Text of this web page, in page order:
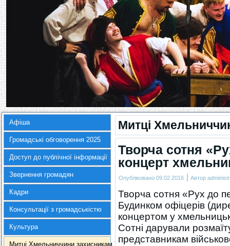
Афіша
Громадські обговорення 2025
Доступ до публічної інформації
Звернення громадян
Кадри
Консультації з громадськістю
Культура
Митці Хмельниччини захисникам України
Митці
Творча сотня
концерт
Опубліковано 09.02.2016 | Автор
Творча сотня «Рух до
Будинком офіцерів
концертом у
Сотні дарували
представникам